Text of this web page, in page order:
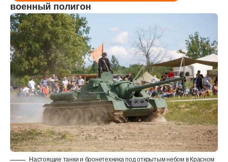
военный полигон
Настоящие танки и бронетехника под открытым небом в Красном